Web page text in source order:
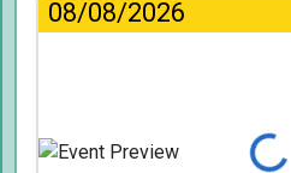
08/08/2026
Φόρτωση...